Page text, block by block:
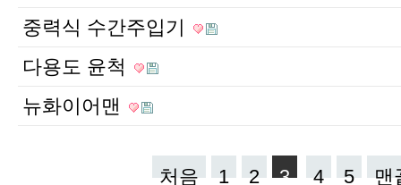
중력식 수간주입기
다용도 윤척
뉴화이어맨
처음 1 2 3 4 5 맨